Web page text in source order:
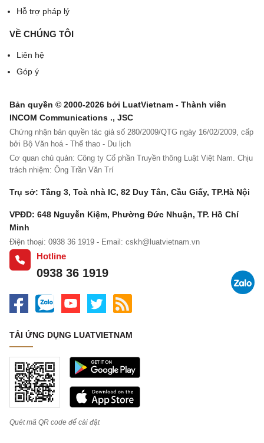
Hỗ trợ pháp lý
VỀ CHÚNG TÔI
Liên hệ
Góp ý
Bản quyền © 2000-2026 bởi LuatVietnam - Thành viên
INCOM Communications ., JSC
Chứng nhận bản quyền tác giả số 280/2009/QTG ngày 16/02/2009, cấp
bởi Bộ Văn hoá - Thể thao - Du lịch
Cơ quan chủ quản: Công ty Cổ phần Truyền thông Luật Việt Nam. Chịu
trách nhiệm: Ông Trần Văn Trí
Trụ sở: Tầng 3, Toà nhà IC, 82 Duy Tân, Cầu Giấy, TP.Hà Nội
VPĐD: 648 Nguyễn Kiệm, Phường Đức Nhuận, TP. Hồ Chí
Minh
Điện thoại: 0938 36 1919 - Email: cskh@luatvietnam.vn
Hotline
0938 36 1919
TẢI ỨNG DỤNG LUATVIETNAM
Quét mã QR code để cài đặt